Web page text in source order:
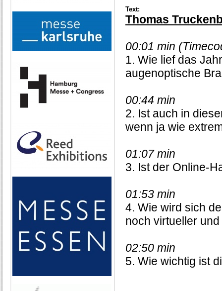
Text:
Thomas
00:01 min
1. Wie lief das
augenoptische
00:44 min
2. Ist auch in
wenn ja wie
01:07 min
3. Ist der Online-
01:53 min
4. Wie wird sich
noch virtueller
02:50 min
5. Wie wichtig ist